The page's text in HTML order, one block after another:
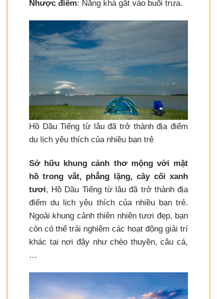
Nhược điểm: Nắng khá gắt vào buổi trưa.
Hồ Dầu Tiếng từ lâu đã trở thành địa điểm
du lịch yêu thích của nhiều bạn trẻ
Sở hữu khung cảnh thơ mộng với mặt
hồ trong vắt, phẳng lặng, cây cối xanh
tươi, Hồ Dầu Tiếng từ lâu đã trở thành địa
điểm du lịch yêu thích của nhiều bạn trẻ.
Ngoài khung cảnh thiên nhiên tươi đẹp, bạn
còn có thể trải nghiệm các hoạt động giải trí
khác tại nơi đây như chèo thuyền, câu cá,
…